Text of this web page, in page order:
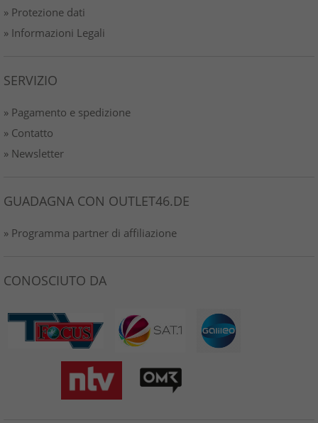
» Protezione dati
» Informazioni Legali
SERVIZIO
» Pagamento e spedizione
» Contatto
» Newsletter
GUADAGNA CON OUTLET46.DE
» Programma partner di affiliazione
CONOSCIUTO DA